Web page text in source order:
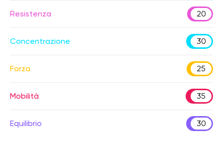
Resistenza 20
Concentrazione 30
Forza 25
Mobilità 35
Equilibrio 30